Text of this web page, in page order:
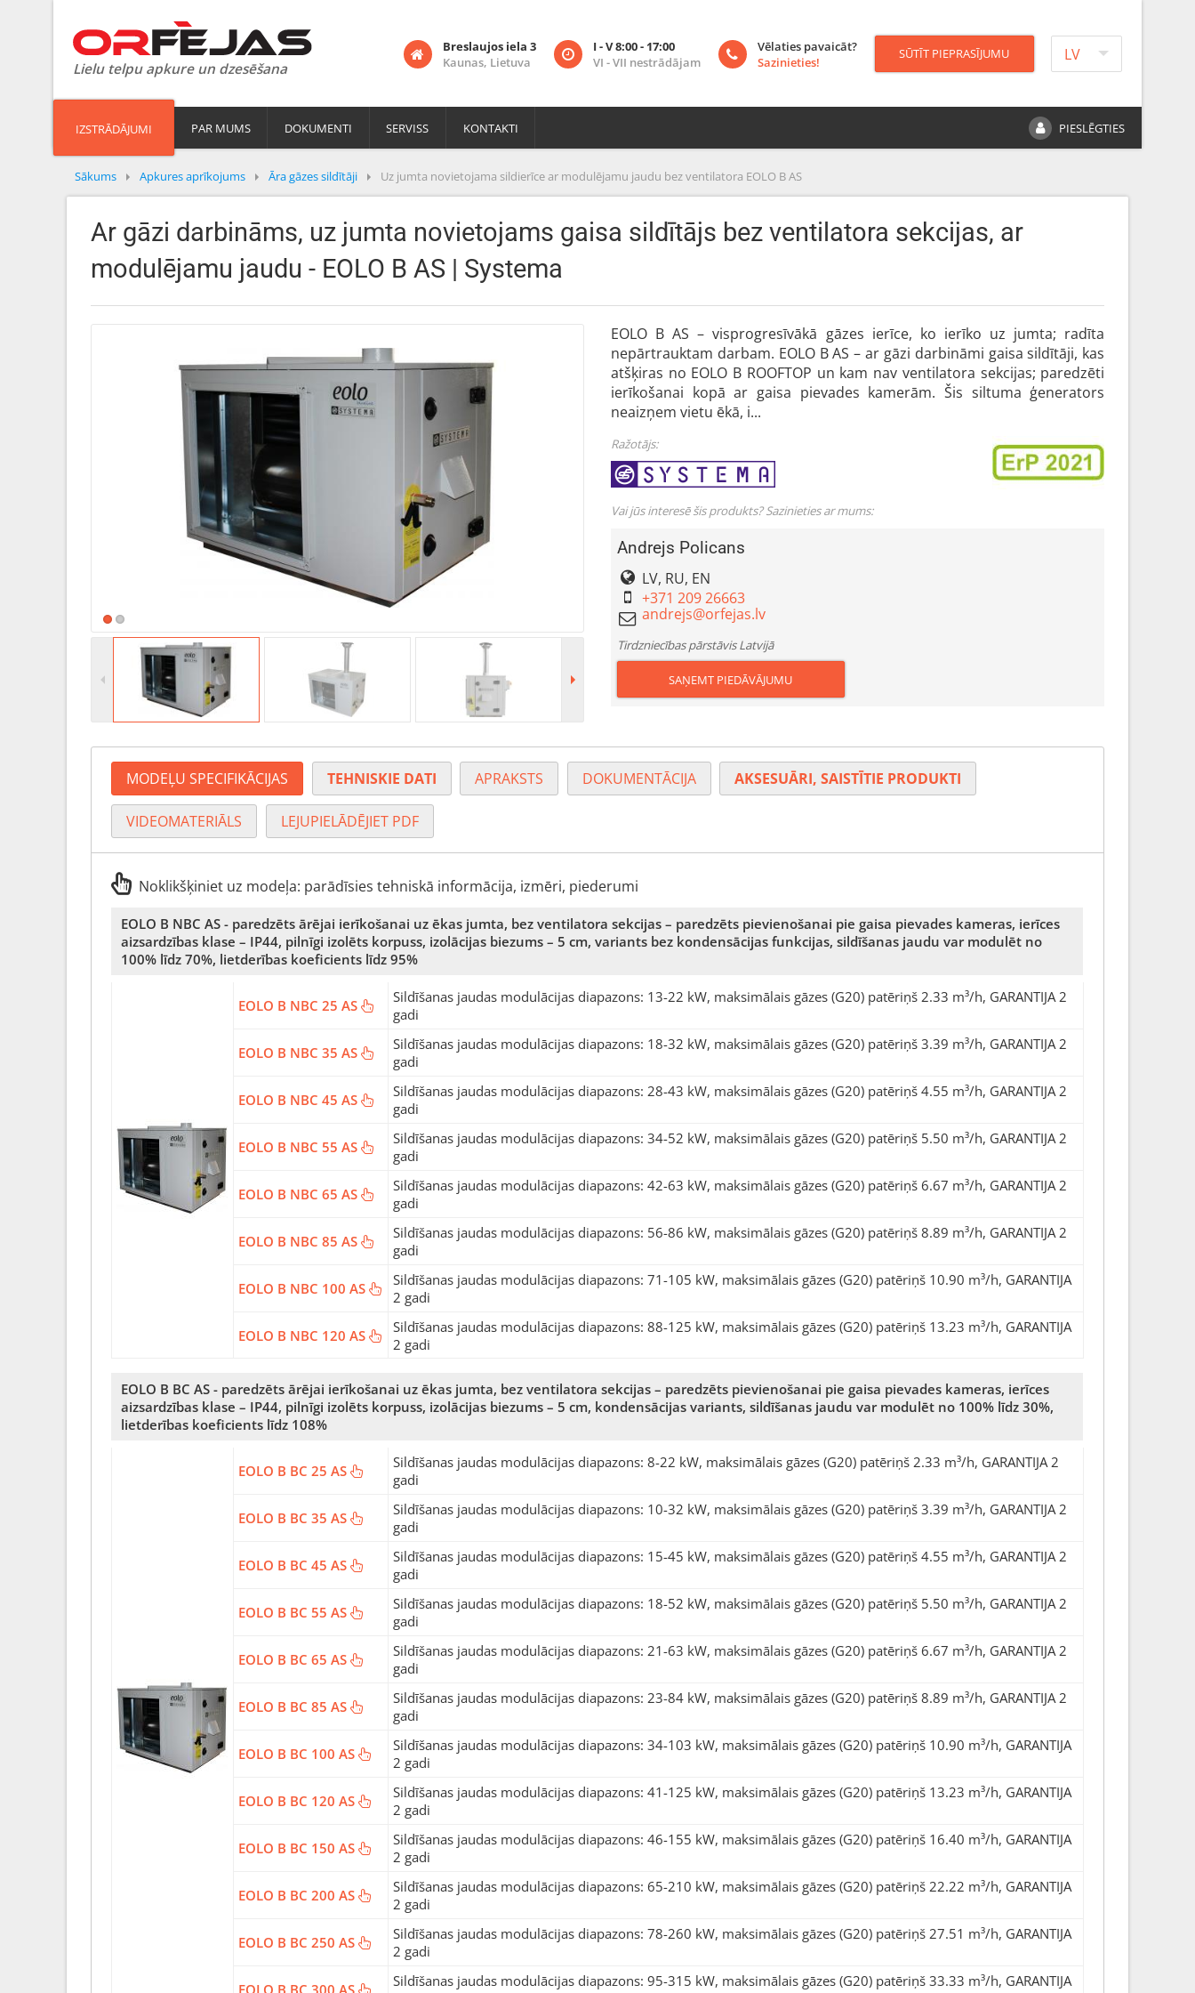
Lielu telpu apkure un dzesēšana
LV
Breslaujos iela 3
Kaunas, Lietuva
I - V 8:00 - 17:00
VI - VII nestrādājam
Vēlaties pavaicāt?
Sazinieties!
SŪTĪT PIEPRASĪJUMU
IZSTRĀDĀJUMI PAR MUMS DOKUMENTI SERVISS KONTAKTI PIESLĒGTIES
Sākums Apkures aprīkojums Āra gāzes sildītāji Uz jumta novietojama sildierīce ar modulējamu jaudu bez ventilatora EOLO B AS
Ar gāzi darbināms, uz jumta novietojams gaisa sildītājs bez ventilatora sekcijas, ar
modulējamu jaudu - EOLO B AS | Systema
EOLO B AS – visprogresīvākā gāzes ierīce, ko ierīko uz jumta; radīta
nepārtrauktam darbam. EOLO B AS – ar gāzi darbināmi gaisa sildītāji, kas
atšķiras no EOLO B ROOFTOP un kam nav ventilatora sekcijas; paredzēti
ierīkošanai kopā ar gaisa pievades kamerām. Šis siltuma ģenerators
neaizņem vietu ēkā, i...
Ražotājs:
Vai jūs interesē šis produkts? Sazinieties ar mums:
Andrejs Policans
LV, RU, EN
+371 209 26663
Tirdzniecības pārstāvis Latvijā
SAŅEMT PIEDĀVĀJUMU
MODEĻU SPECIFIKĀCIJAS TEHNISKIE DATI APRAKSTS DOKUMENTĀCIJA AKSESUĀRI, SAISTĪTIE PRODUKTI
VIDEOMATERIĀLS LEJUPIELĀDĒJIET PDF
Noklikšķiniet uz modeļa: parādīsies tehniskā informācija, izmēri, piederumi
EOLO B NBC AS - paredzēts ārējai ierīkošanai uz ēkas jumta, bez ventilatora sekcijas – paredzēts pievienošanai pie gaisa pievades kameras, ierīces
aizsardzības klase – IP44, pilnīgi izolēts korpuss, izolācijas biezums – 5 cm, variants bez kondensācijas funkcijas, sildīšanas jaudu var modulēt no
100% līdz 70%, lietderības koeficients līdz 95%
EOLO B NBC 25 AS
Sildīšanas jaudas modulācijas diapazons: 13-22 kW, maksimālais gāzes (G20) patēriņš 2.33 m³/h, GARANTIJA 2
gadi
EOLO B NBC 35 AS
Sildīšanas jaudas modulācijas diapazons: 18-32 kW, maksimālais gāzes (G20) patēriņš 3.39 m³/h, GARANTIJA 2
gadi
EOLO B NBC 45 AS
Sildīšanas jaudas modulācijas diapazons: 28-43 kW, maksimālais gāzes (G20) patēriņš 4.55 m³/h, GARANTIJA 2
gadi
EOLO B NBC 55 AS
Sildīšanas jaudas modulācijas diapazons: 34-52 kW, maksimālais gāzes (G20) patēriņš 5.50 m³/h, GARANTIJA 2
gadi
EOLO B NBC 65 AS
Sildīšanas jaudas modulācijas diapazons: 42-63 kW, maksimālais gāzes (G20) patēriņš 6.67 m³/h, GARANTIJA 2
gadi
EOLO B NBC 85 AS
Sildīšanas jaudas modulācijas diapazons: 56-86 kW, maksimālais gāzes (G20) patēriņš 8.89 m³/h, GARANTIJA 2
gadi
EOLO B NBC 100 AS
Sildīšanas jaudas modulācijas diapazons: 71-105 kW, maksimālais gāzes (G20) patēriņš 10.90 m³/h, GARANTIJA
2 gadi
EOLO B NBC 120 AS
Sildīšanas jaudas modulācijas diapazons: 88-125 kW, maksimālais gāzes (G20) patēriņš 13.23 m³/h, GARANTIJA
2 gadi
EOLO B BC AS - paredzēts ārējai ierīkošanai uz ēkas jumta, bez ventilatora sekcijas – paredzēts pievienošanai pie gaisa pievades kameras, ierīces
aizsardzības klase – IP44, pilnīgi izolēts korpuss, izolācijas biezums – 5 cm, kondensācijas variants, sildīšanas jaudu var modulēt no 100% līdz 30%,
lietderības koeficients līdz 108%
EOLO B BC 25 AS
Sildīšanas jaudas modulācijas diapazons: 8-22 kW, maksimālais gāzes (G20) patēriņš 2.33 m³/h, GARANTIJA 2
gadi
EOLO B BC 35 AS
Sildīšanas jaudas modulācijas diapazons: 10-32 kW, maksimālais gāzes (G20) patēriņš 3.39 m³/h, GARANTIJA 2
gadi
EOLO B BC 45 AS
Sildīšanas jaudas modulācijas diapazons: 15-45 kW, maksimālais gāzes (G20) patēriņš 4.55 m³/h, GARANTIJA 2
gadi
EOLO B BC 55 AS
Sildīšanas jaudas modulācijas diapazons: 18-52 kW, maksimālais gāzes (G20) patēriņš 5.50 m³/h, GARANTIJA 2
gadi
EOLO B BC 65 AS
Sildīšanas jaudas modulācijas diapazons: 21-63 kW, maksimālais gāzes (G20) patēriņš 6.67 m³/h, GARANTIJA 2
gadi
EOLO B BC 85 AS
Sildīšanas jaudas modulācijas diapazons: 23-84 kW, maksimālais gāzes (G20) patēriņš 8.89 m³/h, GARANTIJA 2
gadi
EOLO B BC 100 AS
Sildīšanas jaudas modulācijas diapazons: 34-103 kW, maksimālais gāzes (G20) patēriņš 10.90 m³/h, GARANTIJA
2 gadi
EOLO B BC 120 AS
Sildīšanas jaudas modulācijas diapazons: 41-125 kW, maksimālais gāzes (G20) patēriņš 13.23 m³/h, GARANTIJA
2 gadi
EOLO B BC 150 AS
Sildīšanas jaudas modulācijas diapazons: 46-155 kW, maksimālais gāzes (G20) patēriņš 16.40 m³/h, GARANTIJA
2 gadi
EOLO B BC 200 AS
Sildīšanas jaudas modulācijas diapazons: 65-210 kW, maksimālais gāzes (G20) patēriņš 22.22 m³/h, GARANTIJA
2 gadi
EOLO B BC 250 AS
Sildīšanas jaudas modulācijas diapazons: 78-260 kW, maksimālais gāzes (G20) patēriņš 27.51 m³/h, GARANTIJA
2 gadi
Sildīšanas jaudas modulācijas diapazons: 95-315 kW, maksimālais gāzes (G20) patēriņš 33.33 m³/h, GARANTIJA